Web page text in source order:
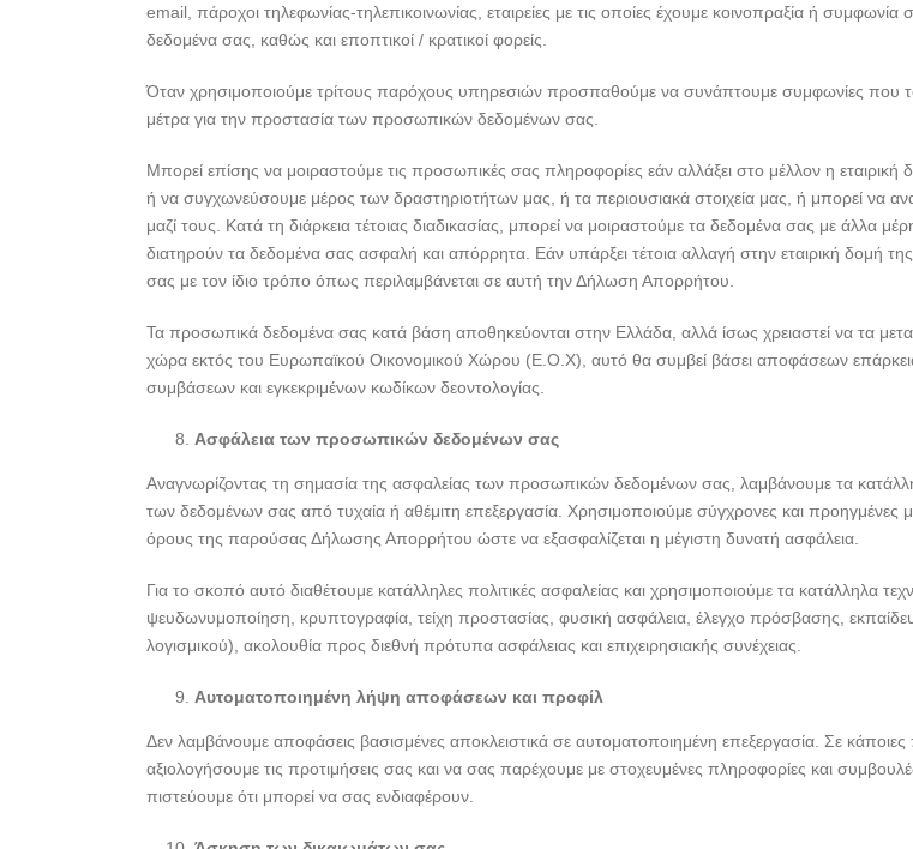
email, πάροχοι τηλεφωνίας-τηλεπικοινωνίας, εταιρείες με τις οποίες έχουμε κοινοπραξία ή συμφωνία
δεδομένα σας, καθώς και εποπτικοί / κρατικοί φορείς.
Όταν χρησιμοποιούμε τρίτους παρόχους υπηρεσιών προσπαθούμε να συνάπτουμε συμφωνίες που
μέτρα για την προστασία των προσωπικών δεδομένων σας.
Μπορεί επίσης να μοιραστούμε τις προσωπικές σας πληροφορίες εάν αλλάξει στο μέλλον η
ή να συγχωνεύσουμε μέρος των δραστηριοτήτων μας, ή τα περιουσιακά στοιχεία μας, ή μπορεί να
μαζί τους. Κατά τη διάρκεια τέτοιας διαδικασίας, μπορεί να μοιραστούμε τα δεδομένα σας με
διατηρούν τα δεδομένα σας ασφαλή και απόρρητα. Εάν υπάρξει τέτοια αλλαγή στην εταιρική δομή
σας με τον ίδιο τρόπο όπως περιλαμβάνεται σε αυτή την Δήλωση Απορρήτου.
Τα προσωπικά δεδομένα σας κατά βάση αποθηκεύονται στην Ελλάδα, αλλά ίσως χρειαστεί να τα
χώρα εκτός του Ευρωπαϊκού Οικονομικού Χώρου (Ε.Ο.Χ), αυτό θα συμβεί βάσει αποφάσεων
συμβάσεων και εγκεκριμένων κωδίκων δεοντολογίας.
Ασφάλεια των προσωπικών δεδομένων σας
Αναγνωρίζοντας τη σημασία της ασφαλείας των προσωπικών δεδομένων σας, λαμβάνουμε τα
των δεδομένων σας από τυχαία ή αθέμιτη επεξεργασία. Χρησιμοποιούμε σύγχρονες και
όρους της παρούσας Δήλωσης Απορρήτου ώστε να εξασφαλίζεται η μέγιστη δυνατή ασφάλεια.
Για το σκοπό αυτό διαθέτουμε κατάλληλες πολιτικές ασφαλείας και χρησιμοποιούμε τα κατάλληλα
ψευδωνυμοποίηση, κρυπτογραφία, τείχη προστασίας, φυσική ασφάλεια, έλεγχο πρόσβασης,
λογισμικού), ακολουθία προς διεθνή πρότυπα ασφάλειας και επιχειρησιακής συνέχειας.
Αυτοματοποιημένη λήψη αποφάσεων και προφίλ
Δεν λαμβάνουμε αποφάσεις βασισμένες αποκλειστικά σε αυτοματοποιημένη επεξεργασία. Σε
αξιολογήσουμε τις προτιμήσεις σας και να σας παρέχουμε με στοχευμένες πληροφορίες και
πιστεύουμε ότι μπορεί να σας ενδιαφέρουν.